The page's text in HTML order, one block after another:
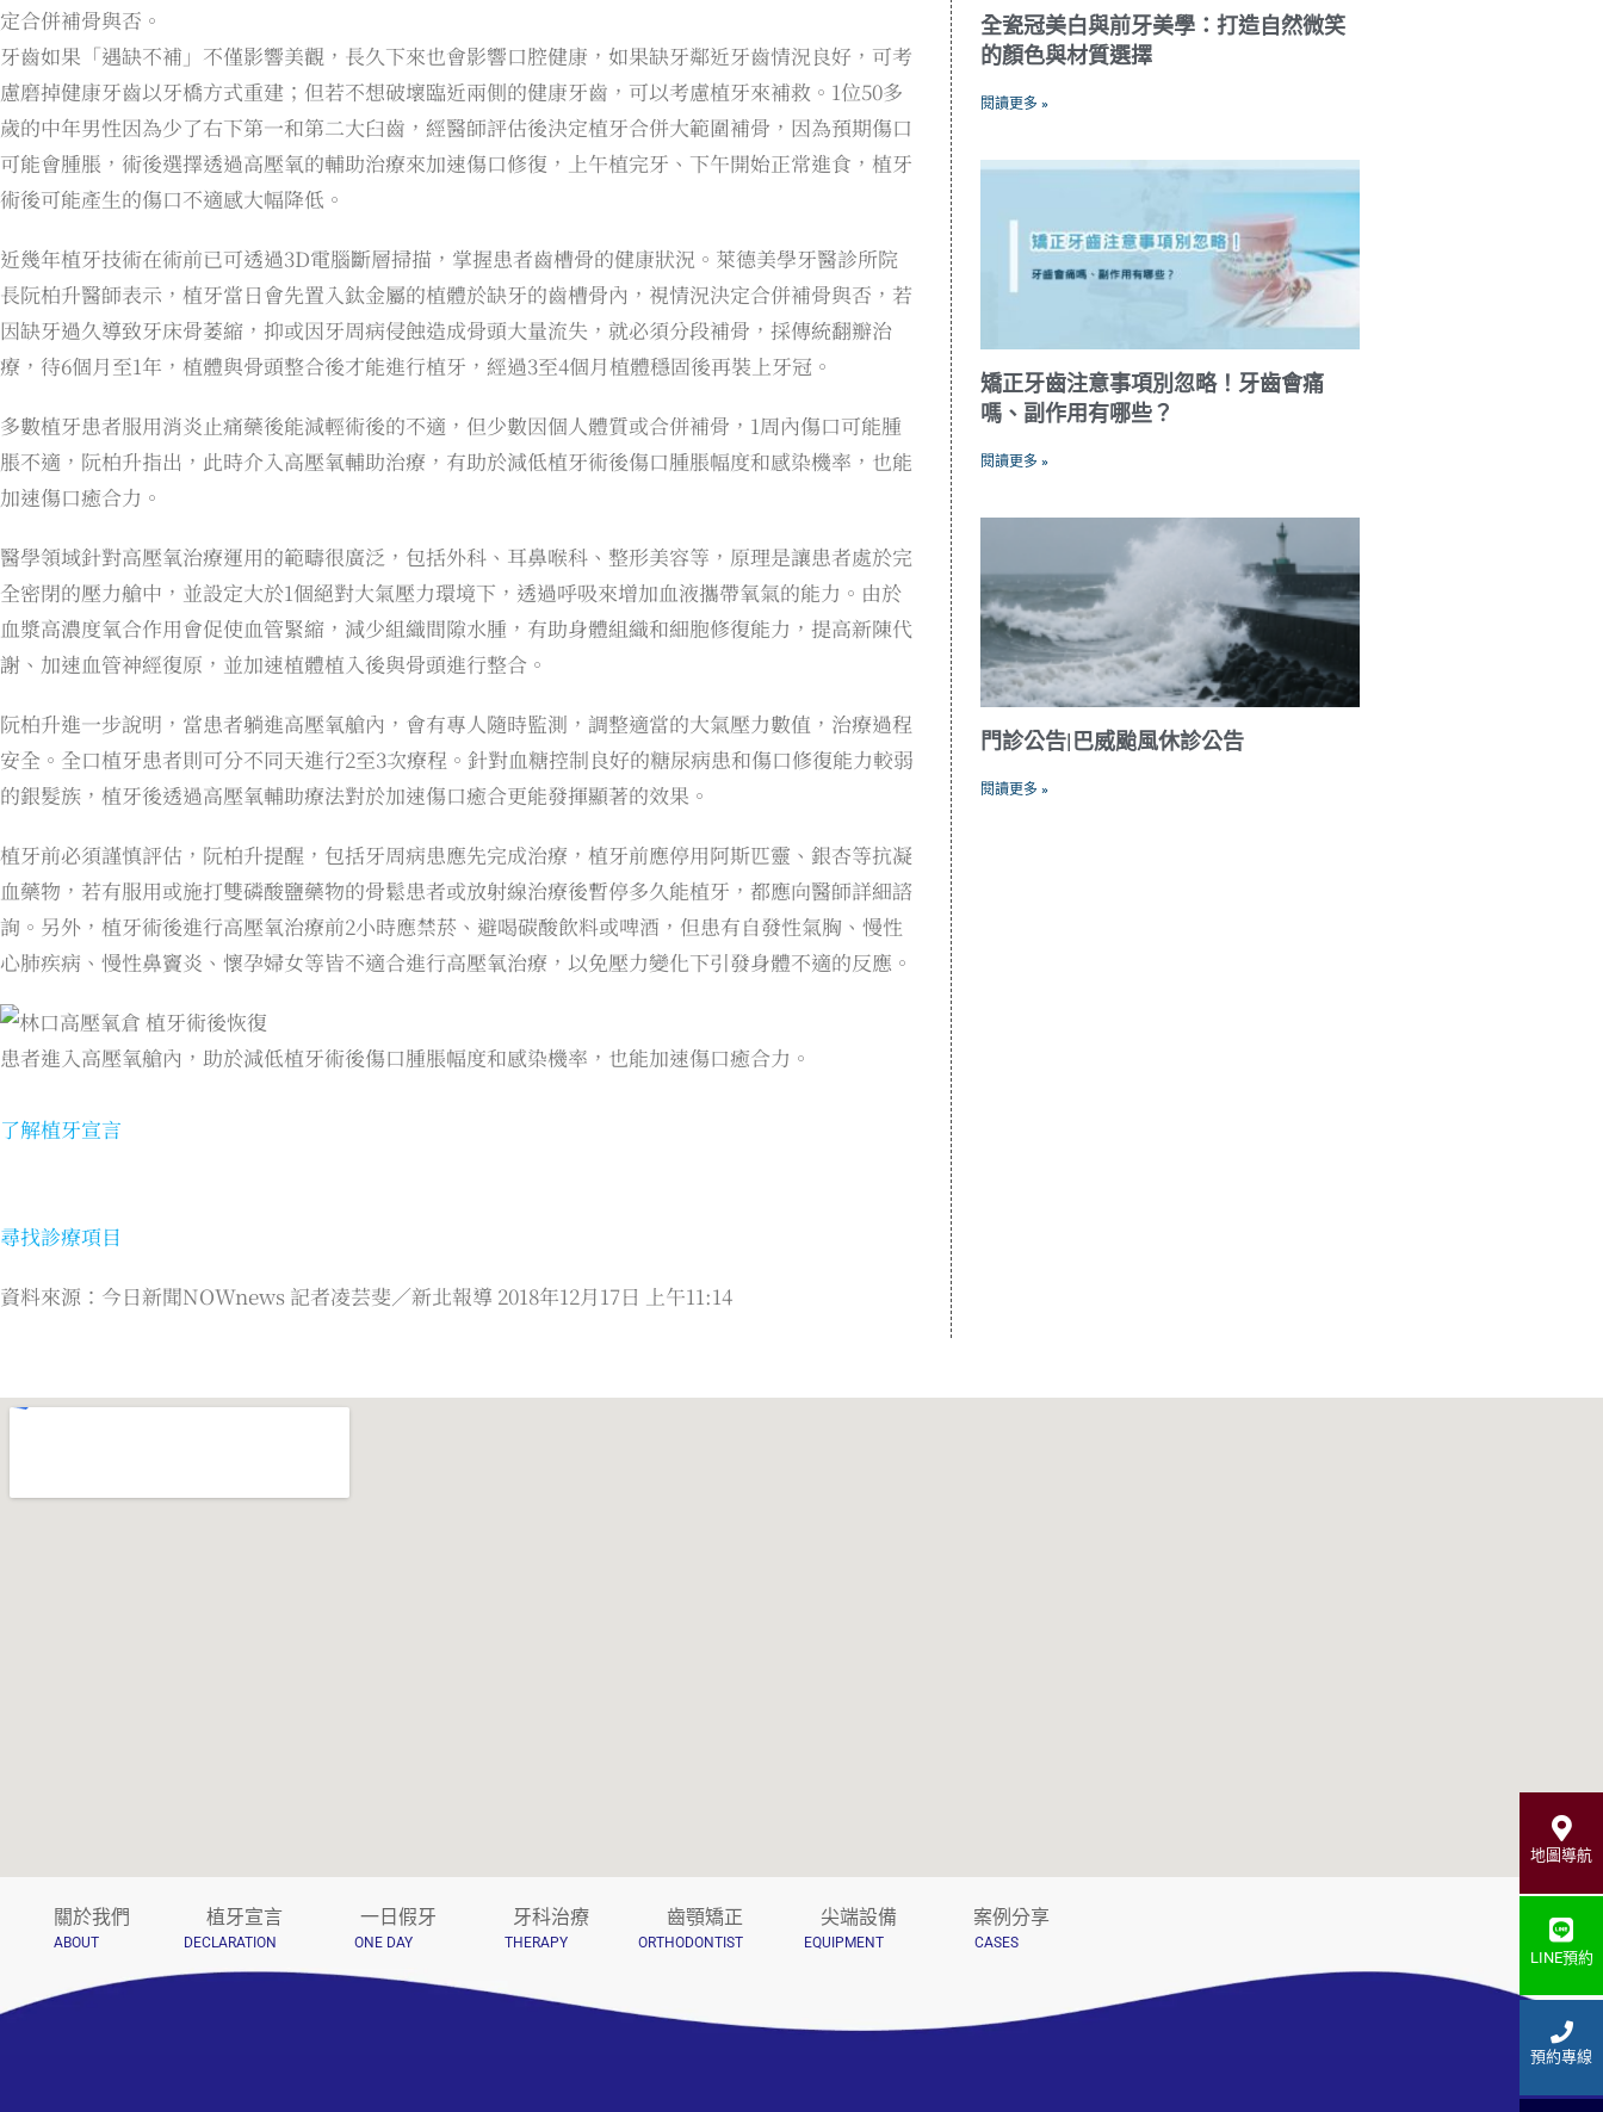
定合併補骨與否。
牙齒如果「遇缺不補」不僅影響美觀，長久下來也會影響口腔健康，如果缺牙鄰近牙齒情況良好，可考
慮磨掉健康牙齒以牙橋方式重建；但若不想破壞臨近兩側的健康牙齒，可以考慮植牙來補救。1位50多
歲的中年男性因為少了右下第一和第二大臼齒，經醫師評估後決定植牙合併大範圍補骨，因為預期傷口
可能會腫脹，術後選擇透過高壓氧的輔助治療來加速傷口修復，上午植完牙、下午開始正常進食，植牙
術後可能產生的傷口不適感大幅降低。
近幾年植牙技術在術前已可透過3D電腦斷層掃描，掌握患者齒槽骨的健康狀況。萊德美學牙醫診所院
長阮柏升醫師表示，植牙當日會先置入鈦金屬的植體於缺牙的齒槽骨內，視情況決定合併補骨與否，若
因缺牙過久導致牙床骨萎縮，抑或因牙周病侵蝕造成骨頭大量流失，就必須分段補骨，採傳統翻瓣治
療，待6個月至1年，植體與骨頭整合後才能進行植牙，經過3至4個月植體穩固後再裝上牙冠。
多數植牙患者服用消炎止痛藥後能減輕術後的不適，但少數因個人體質或合併補骨，1周內傷口可能腫
脹不適，阮柏升指出，此時介入高壓氧輔助治療，有助於減低植牙術後傷口腫脹幅度和感染機率，也能
加速傷口癒合力。
醫學領域針對高壓氧治療運用的範疇很廣泛，包括外科、耳鼻喉科、整形美容等，原理是讓患者處於完
全密閉的壓力艙中，並設定大於1個絕對大氣壓力環境下，透過呼吸來增加血液攜帶氧氣的能力。由於
血漿高濃度氧合作用會促使血管緊縮，減少組織間隙水腫，有助身體組織和細胞修復能力，提高新陳代
謝、加速血管神經復原，並加速植體植入後與骨頭進行整合。
阮柏升進一步說明，當患者躺進高壓氧艙內，會有專人隨時監測，調整適當的大氣壓力數值，治療過程
安全。全口植牙患者則可分不同天進行2至3次療程。針對血糖控制良好的糖尿病患和傷口修復能力較弱
的銀髮族，植牙後透過高壓氧輔助療法對於加速傷口癒合更能發揮顯著的效果。
植牙前必須謹慎評估，阮柏升提醒，包括牙周病患應先完成治療，植牙前應停用阿斯匹靈、銀杏等抗凝
血藥物，若有服用或施打雙磷酸鹽藥物的骨鬆患者或放射線治療後暫停多久能植牙，都應向醫師詳細諮
詢。另外，植牙術後進行高壓氧治療前2小時應禁菸、避喝碳酸飲料或啤酒，但患有自發性氣胸、慢性
心肺疾病、慢性鼻竇炎、懷孕婦女等皆不適合進行高壓氧治療，以免壓力變化下引發身體不適的反應。
患者進入高壓氧艙內，助於減低植牙術後傷口腫脹幅度和感染機率，也能加速傷口癒合力。
了解植牙宣言
尋找診療項目
資料來源：今日新聞NOWnews 記者凌芸斐／新北報導 2018年12月17日 上午11:14
全瓷冠美白與前牙美學：打造自然微笑
的顏色與材質選擇
閱讀更多 »
矯正牙齒注意事項別忽略！牙齒會痛
嗎、副作用有哪些？
閱讀更多 »
門診公告|巴威颱風休診公告
閱讀更多 »
關於我們
ABOUT
植牙宣言
DECLARATION
一日假牙
ONE DAY
牙科治療
THERAPY
齒顎矯正
ORTHODONTIST
尖端設備
EQUIPMENT
案例分享
CASES
地圖導航
LINE預約
預約專線